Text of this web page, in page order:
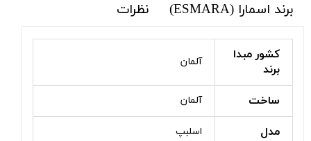
برند اسمارا (ESMARA)
نظرات
کشور مبدا
برند
آلمان
ساخت آلمان
مدل اسلبپ